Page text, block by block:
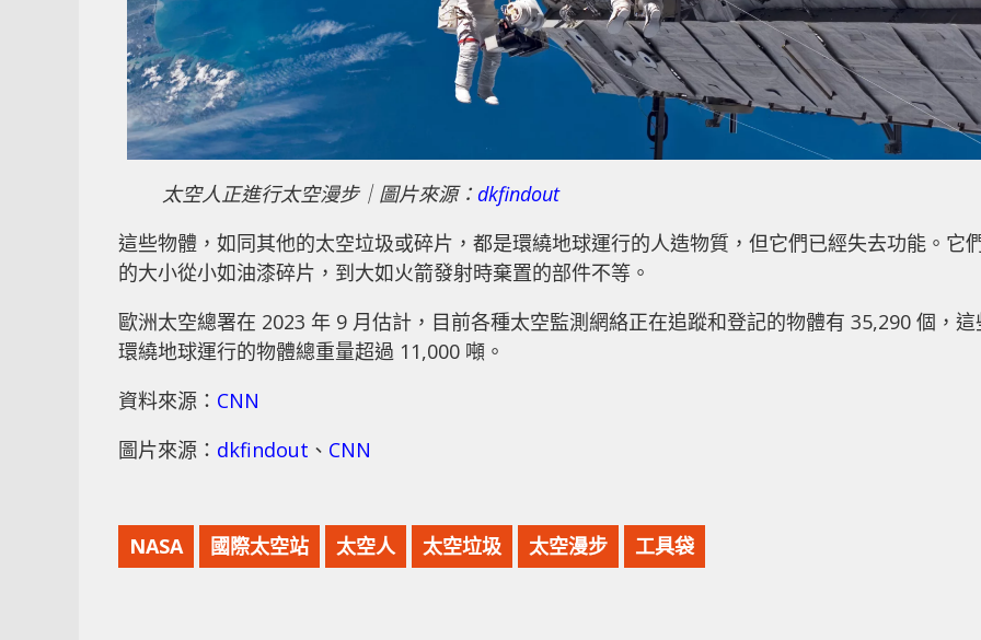
太空人正進行太空漫步｜圖片來源： dkfindout
這些物體，如同其他的太空垃圾或碎片，都是環繞地球運行的人造物質，但它們已經失去功能。它
的大小從小如油漆碎片，到大如火箭發射時棄置的部件不等。
歐洲太空總署在 2023 年 9 月估計，目前各種太空監測網絡正在追蹤和登記的物體有 35,290 個，這
環繞地球運行的物體總重量超過 11,000 噸。
資料來源： CNN
圖片來源： dkfindout 、 CNN
NASA 國際太空站 太空人 太空垃圾 太空漫步 工具袋